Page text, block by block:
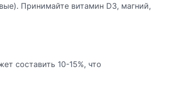
Принимайте витамин D3, магний,
составить 10-15%, что